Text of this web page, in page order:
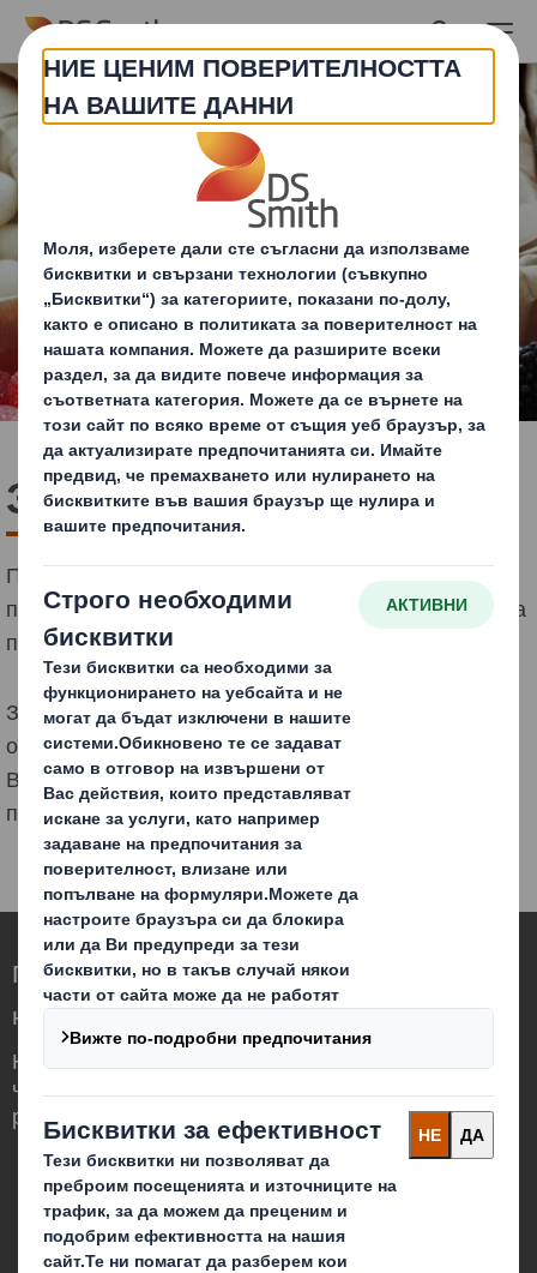
Skip to main content
Захарни изделия
При захарните изделия има ясни изключения –
проучванията показват, че над 70% от решенията за
покупка се вземат импулсивно в магазина.
За да постигнете успех в този сегмент, се нуждаете
от опаковка, която безопасно и сигурно придвижва
Вашия продукт до рафта, като същевременно
привлича вниманието на клиента.
Преоткриваме опаковките на по-високо
ниво в един променящ се свят
Ние сме различни, защото осъзнаваме,
че опаковките могат да играят важна
роля в света около нас.
Кои сме ние